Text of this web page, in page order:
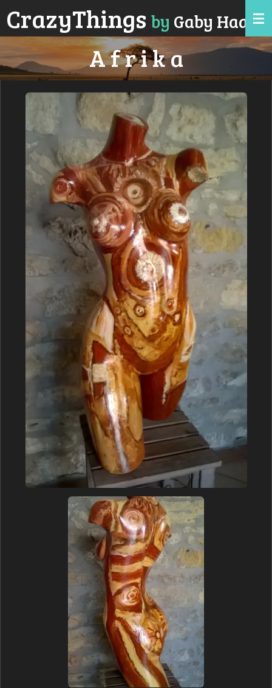
Zum
Hauptinhalt
CrazyThings by Gaby Haas
A f r i k a